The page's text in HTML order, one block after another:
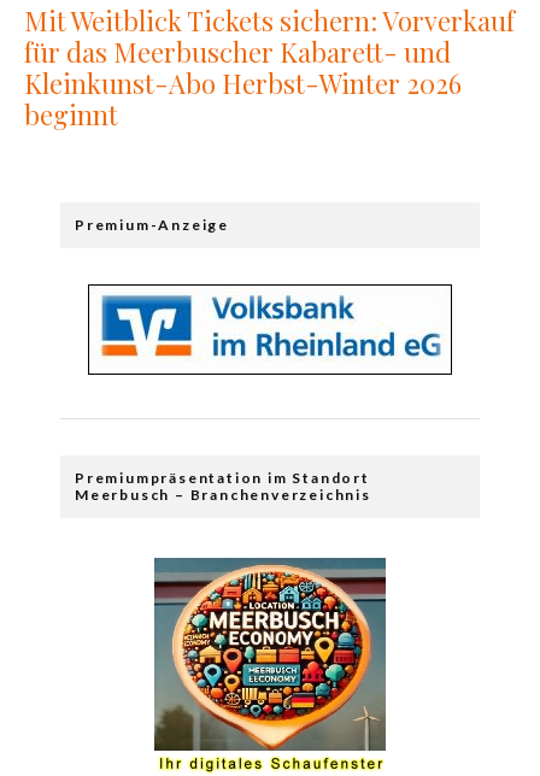
Mit Weitblick Tickets sichern: Vorverkauf
für das Meerbuscher Kabarett- und
Kleinkunst-Abo Herbst-Winter 2026
beginnt
Premium-Anzeige
Premiumpräsentation im Standort
Meerbusch – Branchenverzeichnis